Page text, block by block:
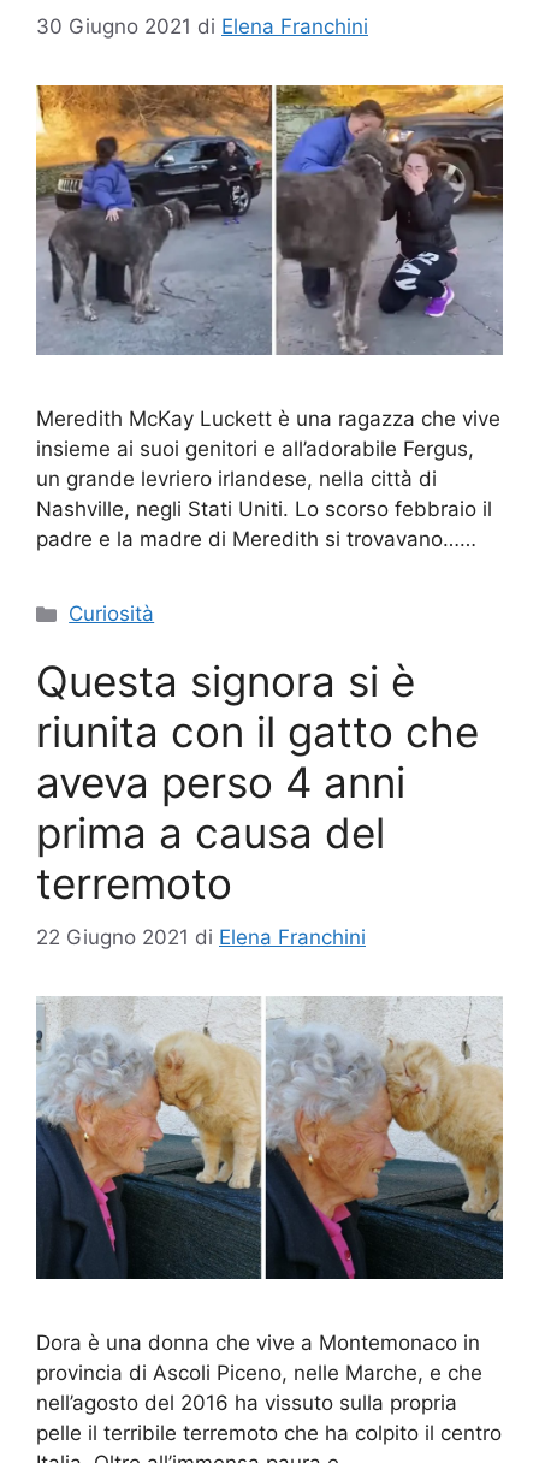
30 Giugno 2021 di Elena Franchini
Meredith McKay Luckett è una ragazza che vive
insieme ai suoi genitori e all’adorabile Fergus,
un grande levriero irlandese, nella città di
Nashville, negli Stati Uniti. Lo scorso febbraio il
padre e la madre di Meredith si trovavano……
Categorie
Curiosità
Questa signora si è
riunita con il gatto che
aveva perso 4 anni
prima a causa del
terremoto
22 Giugno 2021 di Elena Franchini
Dora è una donna che vive a Montemonaco in
provincia di Ascoli Piceno, nelle Marche, e che
nell’agosto del 2016 ha vissuto sulla propria
pelle il terribile terremoto che ha colpito il centro